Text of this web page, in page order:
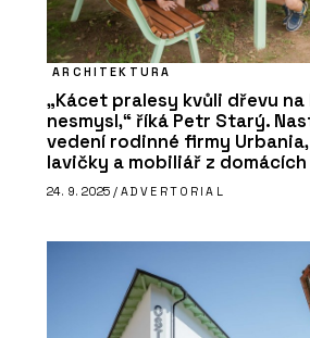
ARCHITEKTURA
„Kácet pralesy kvůli dřevu
nesmysl,“ říká Petr Starý.
vedení rodinné firmy
lavičky a mobiliář z
24. 9. 2025 / ADVERTORIAL